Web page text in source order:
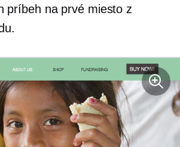
príbeh na prvé miesto z